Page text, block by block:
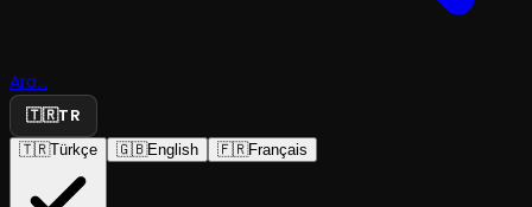
Ara...
🇹🇷TR
🇹🇷Türkçe 🇬🇧English 🇫🇷Français